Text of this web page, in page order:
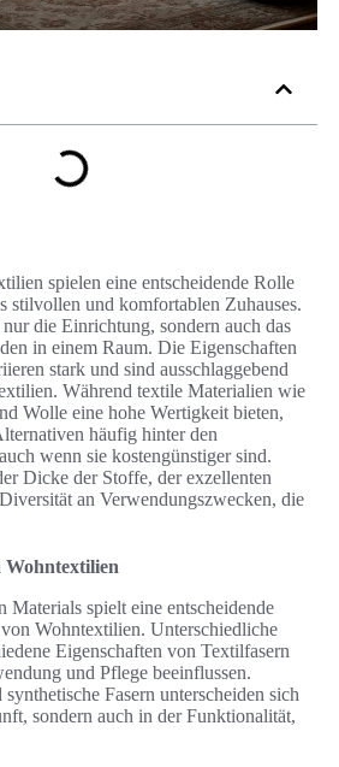
spielen eine entscheidende Rolle
stilvollen und komfortablen Zuhauses.
die Einrichtung, sondern auch das
in einem Raum. Die Eigenschaften
stark und sind ausschlaggebend
Während textile Materialien wie
Wolle eine hohe Wertigkeit bieten,
häufig hinter den
wenn sie kostengünstiger sind.
Dicke der Stoffe, der exzellenten
an Verwendungszwecken, die
Materials spielt eine entscheidende
Wohntextilien. Unterschiedliche
Eigenschaften von Textilfasern
und Pflege beeinflussen.
Fasern unterscheiden sich
sondern auch in der Funktionalität,